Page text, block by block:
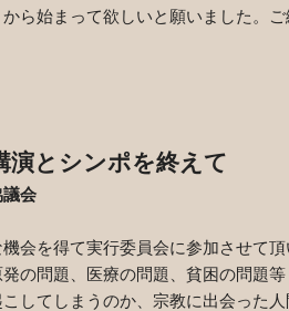
ら始まって欲しいと願いました。
演と シンポを終えて
議会
会を得て実行委員会に参加させて
の問題、医療の問題、貧困の問題
してしまうのか、宗教に出会った